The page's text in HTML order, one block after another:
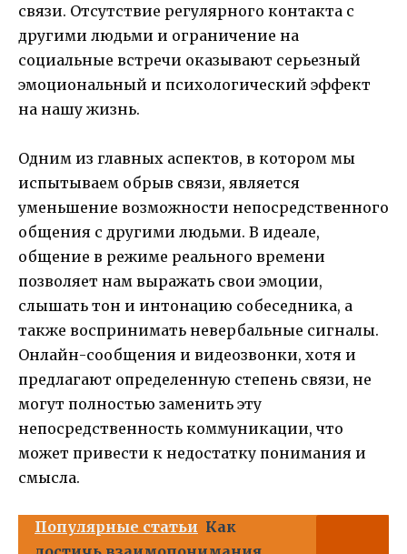
связи. Отсутствие регулярного контакта с
другими людьми и ограничение на
социальные встречи оказывают серьезный
эмоциональный и психологический эффект
на нашу жизнь.
Одним из главных аспектов, в котором мы
испытываем обрыв связи, является
уменьшение возможности непосредственного
общения с другими людьми. В идеале,
общение в режиме реального времени
позволяет нам выражать свои эмоции,
слышать тон и интонацию собеседника, а
также воспринимать невербальные сигналы.
Онлайн-сообщения и видеозвонки, хотя и
предлагают определенную степень связи, не
могут полностью заменить эту
непосредственность коммуникации, что
может привести к недостатку понимания и
смысла.
Популярные статьи Как